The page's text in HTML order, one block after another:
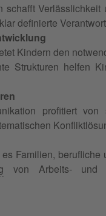
schafft
definierte
Kindern den
Strukturen helfen
profitiert
Familien,
von Arbeits- und